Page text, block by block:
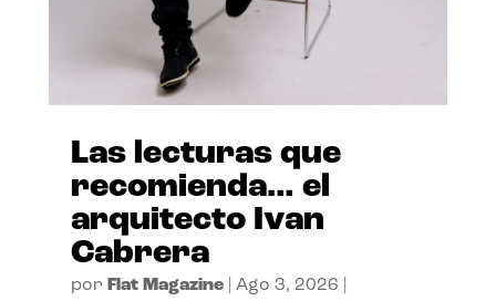
Las lecturas que
recomienda… el
arquitecto Ivan
Cabrera
por Flat Magazine| Ago 3, 2026